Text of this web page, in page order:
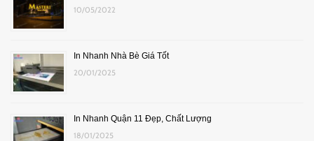
10/05/2022
In Nhanh Nhà Bè Giá Tốt
20/01/2025
In Nhanh Quận 11 Đẹp, Chất Lượng
18/01/2025